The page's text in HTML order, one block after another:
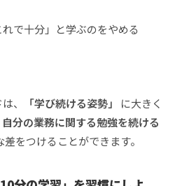
れで十分」と学ぶのをやめる
、 「学び続ける姿勢」
に大きく
自分の業務に関する勉強を続ける
をつけることができます。